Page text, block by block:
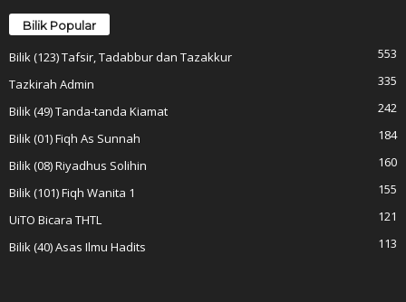
Bilik Popular
Bilik (123) Tafsir, Tadabbur dan Tazakkur
553
Tazkirah Admin
335
Bilik (49) Tanda-tanda Kiamat
242
Bilik (01) Fiqh As Sunnah
184
Bilik (08) Riyadhus Solihin
160
Bilik (101) Fiqh Wanita 1
155
UiTO Bicara THTL
121
Bilik (40) Asas Ilmu Hadits
113